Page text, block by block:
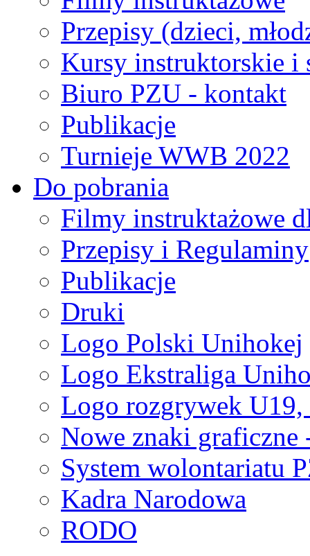
Przepisy (dzieci,
Kursy instruktorskie i
Biuro PZU - kontakt
Publikacje
Turnieje WWB 2022
Do pobrania
Filmy instruktażowe
Przepisy i Regulaminy
Publikacje
Druki
Logo Polski Unihokej
Logo Ekstraliga
Logo rozgrywek
Nowe znaki graficzne
System wolontariatu
Kadra Narodowa
RODO